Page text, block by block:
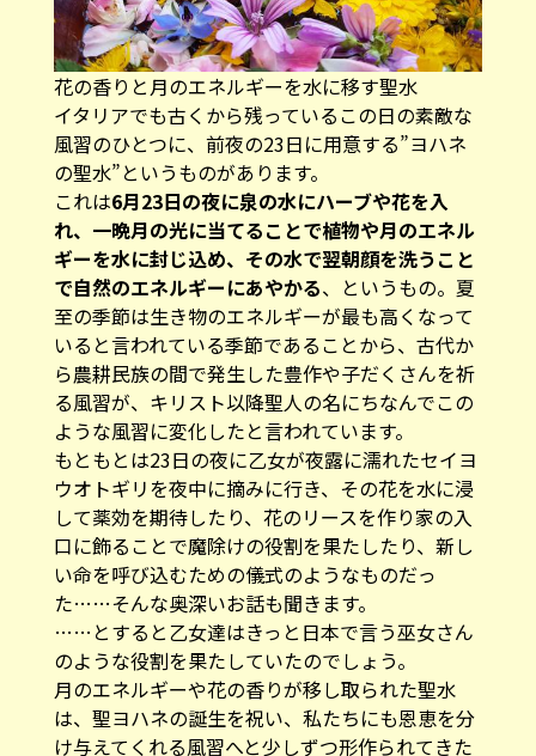
花の香りと月のエネルギーを水に移す聖水
イタリアでも古くから残っているこの日の素敵な
風習のひとつに、前夜の23日に用意する”ヨハネ
の聖水”というものがあります。
これは6月23日の夜に泉の水にハーブや花を入
れ、一晩月の光に当てることで植物や月のエネル
ギーを水に封じ込め、その水で翌朝顔を洗うこと
で自然のエネルギーにあやかる、というもの。夏
至の季節は生き物のエネルギーが最も高くなって
いると言われている季節であることから、古代か
ら農耕民族の間で発生した豊作や子だくさんを祈
る風習が、キリスト以降聖人の名にちなんでこの
ような風習に変化したと言われています。
もともとは23日の夜に乙女が夜露に濡れたセイヨ
ウオトギリを夜中に摘みに行き、その花を水に浸
して薬効を期待したり、花のリースを作り家の入
口に飾ることで魔除けの役割を果たしたり、新し
い命を呼び込むための儀式のようなものだっ
た……そんな奥深いお話も聞きます。
……とすると乙女達はきっと日本で言う巫女さん
のような役割を果たしていたのでしょう。
月のエネルギーや花の香りが移し取られた聖水
は、聖ヨハネの誕生を祝い、私たちにも恩恵を分
け与えてくれる風習へと少しずつ形作られてきた